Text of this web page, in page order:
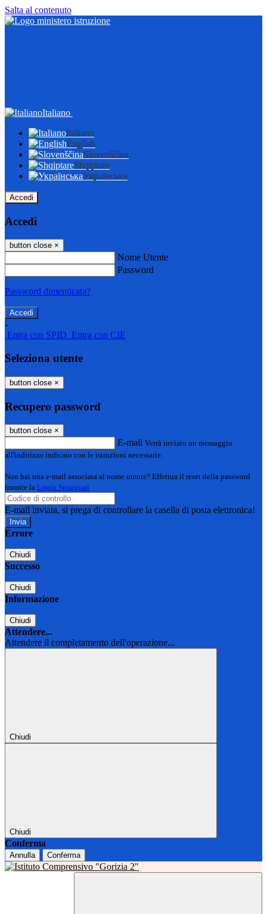
Salta al contenuto
Italiano
Italiano
English
Slovenščina
Shqiptare
Українська
Accedi
Accedi
button close ×
Nome Utente
Password
Password dimenticata?
-
Entra con SPID Entra con CIE
Seleziona utente
button close ×
Recupero password
button close ×
E-mail Verrà inviato un messaggio
all'indirizzo indicato con le istruzioni necessarie.
Non hai una e-mail associata al nome utente? Effettua il reset della password
tramite la Login Spaggiari
E-mail inviata, si prega di controllare la casella di posta elettronica!
Errore
Chiudi
Successo
Chiudi
Informazione
Chiudi
Attendere...
Attendere il completamento dell'operazione...
Chiudi
Chiudi
Conferma
Annulla Conferma